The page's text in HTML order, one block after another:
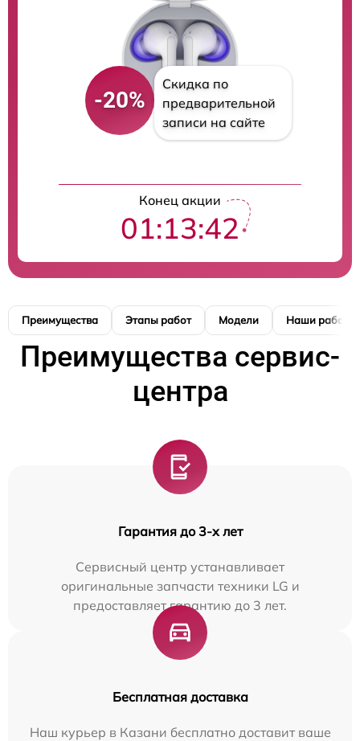
-20%
Скидка по
предварительной
записи на сайте
Конец акции
01:13:41
Преимущества Этапы работ Модели Наши работы
Преимущества сервис-
центра
Гарантия до 3-х лет
Сервисный центр устанавливает
оригинальные запчасти техники LG и
предоставляет гарантию до 3 лет.
Бесплатная доставка
Наш курьер в Казани бесплатно доставит ваше